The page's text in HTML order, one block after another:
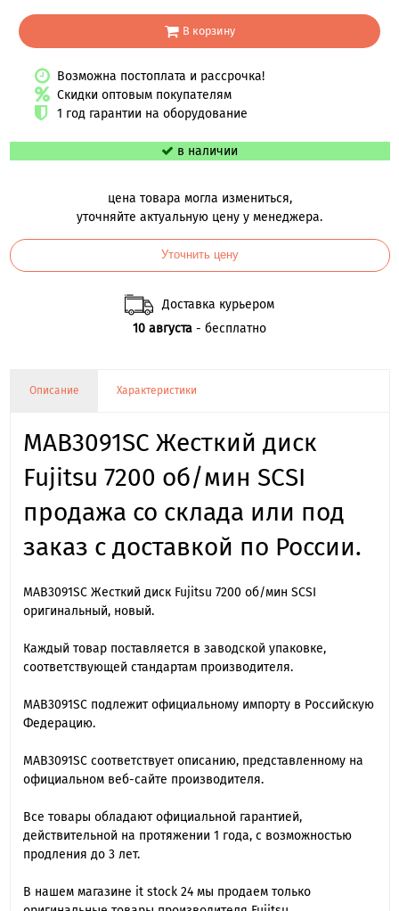
В корзину
Возможна постоплата и рассрочка!
Скидки оптовым покупателям
1 год гарантии на оборудование
в наличии
цена товара могла измениться,
уточняйте актуальную цену у менеджера.
Уточнить цену
Доставка курьером
10 августа - бесплатно
Описание Характеристики
MAB3091SC Жесткий диск
Fujitsu 7200 об/мин SCSI
продажа со склада или под
заказ с доставкой по России.
MAB3091SC Жесткий диск Fujitsu 7200 об/мин SCSI
оригинальный, новый.
Каждый товар поставляется в заводской упаковке,
соответствующей стандартам производителя.
MAB3091SC подлежит официальному импорту в Российскую
Федерацию.
MAB3091SC cоответствует описанию, представленному на
официальном веб-сайте производителя.
Все товары обладают официальной гарантией,
действительной на протяжении 1 года, с возможностью
продления до 3 лет.
В нашем магазине it stock 24 мы продаем только